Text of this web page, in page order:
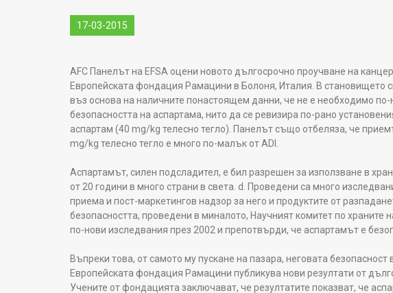
17-03-2015
AFC Панелът на EFSA оцени новото дългосрочно проучване на
Европейската фондация Рамацини в Болоня, Италия. В становището
въз основа на наличните понастоящем данни, че не е необходимо
безопасността на аспартама, нито да се ревизира по-рано
аспартам (40 mg/kg телесно тегло). Панелът също отбеляза, че
mg/kg телесно тегло е много по-малък от ADI.
Аспартамът, силен подсладител, е бил разрешен за използване в
от 20 години в много страни в света. d. Проведени са много
приема и пост-маркетингов надзор за него и продуктите от
безопасността, проведени в миналото, Научният комитет по храните
по-нови изследвания през 2002 и препотвърди, че аспартамът е
Въпреки това, от самото му пускане на пазара, неговата
Европейската фондация Рамацини публикува нови резултати от
Учените от фондацията заключават, че резултатите показват, че